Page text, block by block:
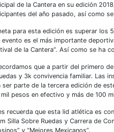
de la Cantera en su edición
del año pasado, así como
para esta edición es superar
evento es el más importante
de la Cantera”. Así como se ha
que a partir del primero
y 3k convivencia familiar. Las
ser parte de la tercera edición de
pesos en efectivo y más de 100
recuerda que esta lid atlética es
Silla Sobre Ruedas y Carrera de
y “Mejores Mexicanos”.